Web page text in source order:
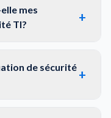
mes
TI?
+
de sécurité
+